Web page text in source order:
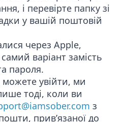
і перевірте папку зі
у вашій поштовій
через Apple,
варіант замість
пароля.
увійти, ми
тоді, коли ви
з
прив’язаної до